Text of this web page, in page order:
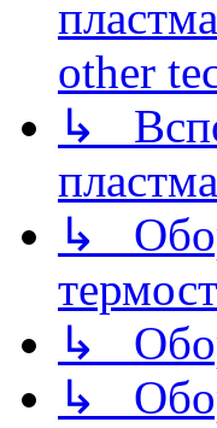
other
↳
↳
↳
↳